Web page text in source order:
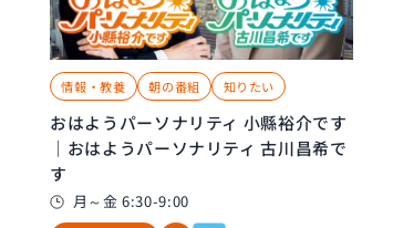
情報・教養 朝の番組 知りたい
おはようパーソナリティ 小縣裕介です
｜おはようパーソナリティ 古川昌希で
す
月～金 6:30-9:00